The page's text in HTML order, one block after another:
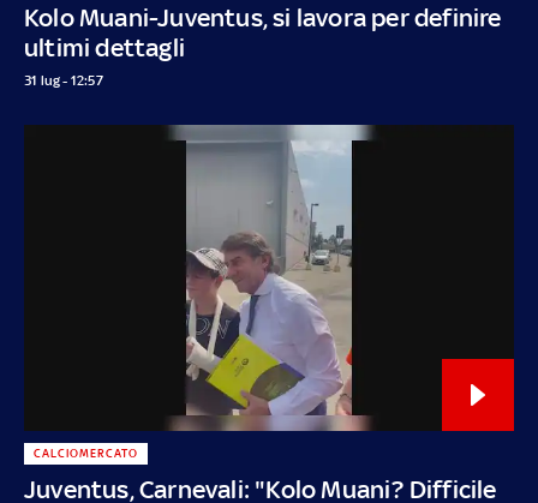
Kolo Muani-Juventus, si lavora per definire
ultimi dettagli
31 lug - 12:57
Juventus, Carnevali: "Kolo Muani? Difficile
CALCIOMERCATO